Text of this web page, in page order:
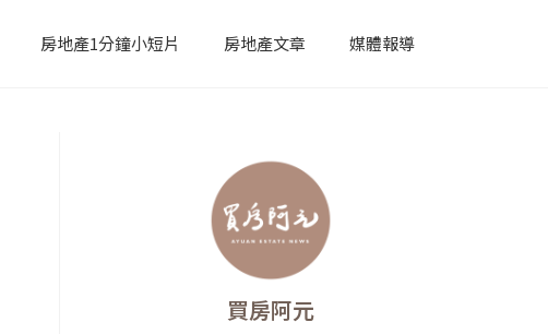
房地產1分鐘小短片 房地產文章 媒體報導
買房阿元